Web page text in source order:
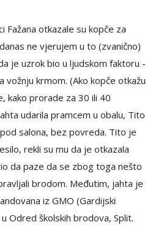
Fažana otkazale su kopče za
ne vjerujem u to (zvanično)
je uzrok bio u ljudskom faktoru -
vožnju krmom. (Ako kopče otkažu
kako prorade za 30 ili 40
udarila pramcem u obalu, Tito
salona, bez povreda. Tito je
rekli su mu da je otkazala
da paze da se zbog toga nešto
brodom. Međutim, jahta je
iz GMO (Gardijski
Odred školskih brodova, Split.